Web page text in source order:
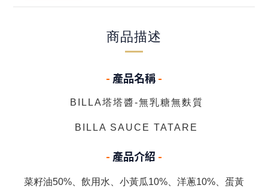
商品描述
- 產品名稱-
BILLA塔塔醬-無乳糖無麩質
BILLA SAUCE TATARE
- 產品介紹 -
菜籽油50%、飲用水、小黃瓜10%、洋蔥10%、蛋黃